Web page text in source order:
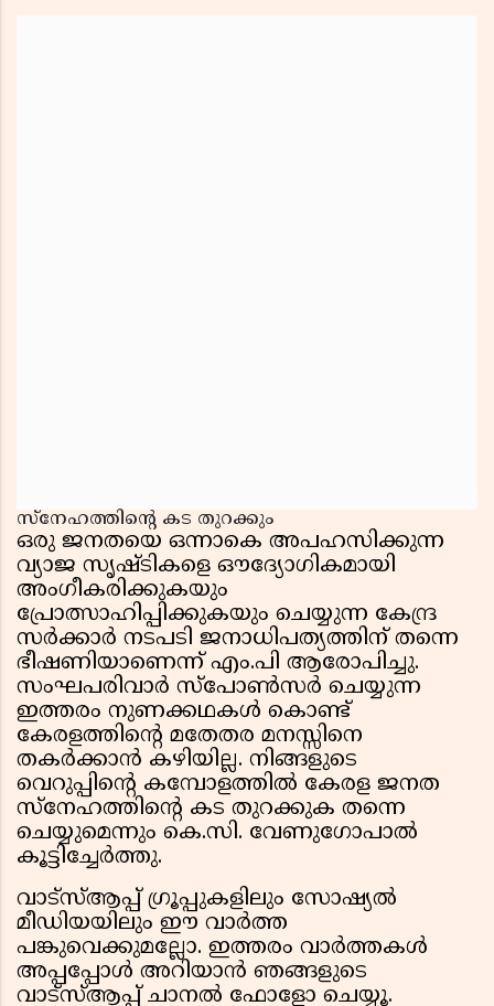
സ്നേഹത്തിന്റെ കട തുറക്കും
ഒരു ജനതയെ ഒന്നാകെ അപഹസിക്കുന്ന
വ്യാജ സൃഷ്ടികളെ ഔദ്യോഗികമായി
അംഗീകരിക്കുകയും
പ്രോത്സാഹിപ്പിക്കുകയും ചെയ്യുന്ന കേന്ദ്ര
സർക്കാർ നടപടി ജനാധിപത്യത്തിന് തന്നെ
ഭീഷണിയാണെന്ന് എം.പി ആരോപിച്ചു.
സംഘപരിവാർ സ്പോൺസർ ചെയ്യുന്ന
ഇത്തരം നുണക്കഥകൾ കൊണ്ട്
കേരളത്തിന്റെ മതേതര മനസ്സിനെ
തകർക്കാൻ കഴിയില്ല. നിങ്ങളുടെ
വെറുപ്പിന്റെ കമ്പോളത്തിൽ കേരള ജനത
സ്നേഹത്തിന്റെ കട തുറക്കുക തന്നെ
ചെയ്യുമെന്നും കെ.സി. വേണുഗോപാൽ
കൂട്ടിച്ചേർത്തു.
വാട്സ്ആപ്പ് ഗ്രൂപ്പുകളിലും സോഷ്യൽ
മീഡിയയിലും ഈ വാർത്ത
പങ്കുവെക്കുമല്ലോ. ഇത്തരം വാർത്തകൾ
അപ്പപ്പോൾ അറിയാൻ ഞങ്ങളുടെ
വാട്സ്ആപ്പ് ചാനൽ ഫോളോ ചെയ്യൂ.